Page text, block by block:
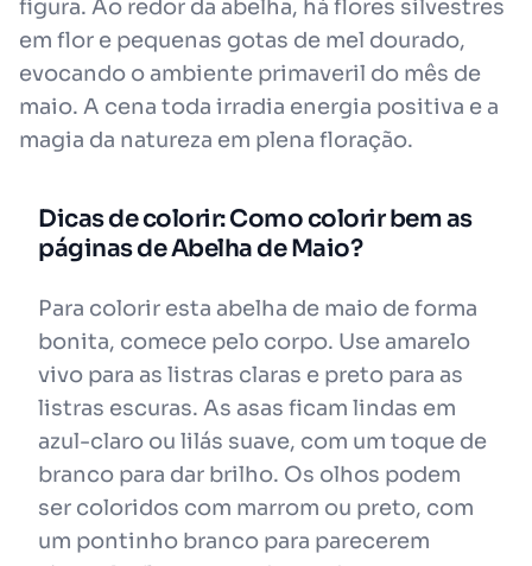
figura. Ao redor da abelha, há flores silvestres
em flor e pequenas gotas de mel dourado,
evocando o ambiente primaveril do mês de
maio. A cena toda irradia energia positiva e a
magia da natureza em plena floração.
Dicas de colorir: Como colorir bem as
páginas de Abelha de Maio?
Para colorir esta abelha de maio de forma
bonita, comece pelo corpo. Use amarelo
vivo para as listras claras e preto para as
listras escuras. As asas ficam lindas em
azul-claro ou lilás suave, com um toque de
branco para dar brilho. Os olhos podem
ser coloridos com marrom ou preto, com
um pontinho branco para parecerem